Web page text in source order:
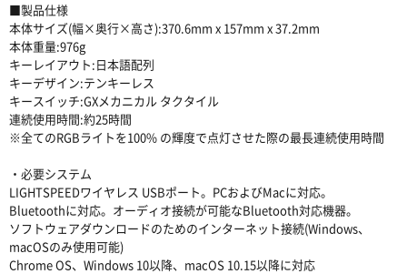
■製品仕様
本体サイズ(幅×奥行×高さ):370.6mm x 157mm x 37.2mm
本体重量:976g
キーレイアウト:日本語配列
キーデザイン:テンキーレス
キースイッチ:GXメカニカル タクタイル
連続使用時間:約25時間
※全てのRGBライトを100% の輝度で点灯させた際の最長連続使用時間
・必要システム
LIGHTSPEEDワイヤレス USBポート。PCおよびMacに対応。
Bluetoothに対応。オーディオ接続が可能なBluetooth対応機器。
ソフトウェアダウンロードのためのインターネット接続(Windows、
macOSのみ使用可能)
Chrome OS、Windows 10以降、macOS 10.15以降に対応